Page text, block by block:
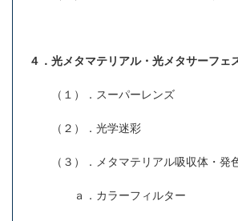
４．光メタマテリアル・光メタサーフェ
（１）．スーパーレンズ
（２）．光学迷彩
（３）．メタマテリアル吸収体・発
ａ．カラーフィルター